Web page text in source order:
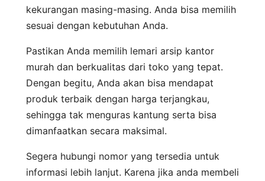
kekurangan masing-masing. Anda bisa memilih
sesuai dengan kebutuhan Anda.
Pastikan Anda memilih lemari arsip kantor
murah dan berkualitas dari toko yang tepat.
Dengan begitu, Anda akan bisa mendapat
produk terbaik dengan harga terjangkau,
sehingga tak menguras kantung serta bisa
dimanfaatkan secara maksimal.
Segera hubungi nomor yang tersedia untuk
informasi lebih lanjut. Karena jika anda membeli